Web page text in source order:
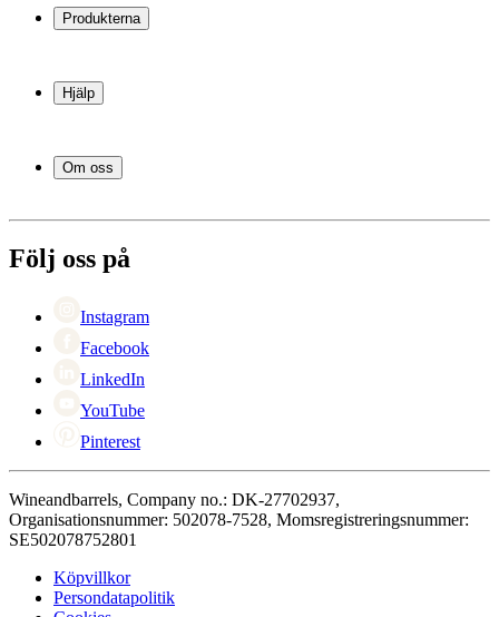
Produkterna
Vinställ
Vinmöbler
Hjälp
Leverans
Service
Retur
Om oss
Karriär
Black Friday
Cyber Monday
Följ oss på
Instagram
Facebook
LinkedIn
YouTube
Pinterest
Wineandbarrels, Company no.: DK-27702937,
Organisationsnummer: 502078-7528, Momsregistreringsnummer:
SE502078752801
Köpvillkor
Persondatapolitik